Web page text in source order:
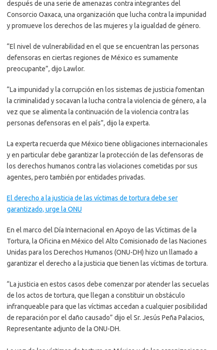
después de una serie de amenazas contra integrantes del
Consorcio Oaxaca, una organización que lucha contra la impunidad
y promueve los derechos de las mujeres y la igualdad de género.
“El nivel de vulnerabilidad en el que se encuentran las personas
defensoras en ciertas regiones de México es sumamente
preocupante”, dijo Lawlor.
“La impunidad y la corrupción en los sistemas de justicia fomentan
la criminalidad y socavan la lucha contra la violencia de género, a la
vez que se alimenta la continuación de la violencia contra las
personas defensoras en el país”, dijo la experta.
La experta recuerda que México tiene obligaciones internacionales
y en particular debe garantizar la protección de las defensoras de
los derechos humanos contra las violaciones cometidas por sus
agentes, pero también por entidades privadas.
El derecho a la justicia de las víctimas de tortura debe ser
garantizado, urge la ONU
En el marco del Día Internacional en Apoyo de las Víctimas de la
Tortura, la Oficina en México del Alto Comisionado de las Naciones
Unidas para los Derechos Humanos (ONU-DH) hizo un llamado a
garantizar el derecho a la justicia que tienen las víctimas de tortura.
“La justicia en estos casos debe comenzar por atender las secuelas
de los actos de tortura, que llegan a constituir un obstáculo
infranqueable para que las víctimas accedan a cualquier posibilidad
de reparación por el daño causado” dijo el Sr. Jesús Peña Palacios,
Representante adjunto de la ONU-DH.